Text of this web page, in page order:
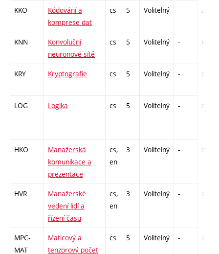
KKO
Kódování a
komprese dat
cs 5 Volitelný - zá,zk
KNN
Konvoluční
neuronové sítě
cs 5 Volitelný - kl
KRY Kryptografie cs 5 Volitelný - zá,zk
LOG Logika cs 5 Volitelný - zá,zk
HKO
Manažerská
komunikace a
prezentace
cs,
en
3 Volitelný - zá
HVR
Manažerské
vedení lidí a
řízení času
cs,
en
3 Volitelný - zá
MPC-
MAT
Maticový a
tenzorový počet
cs 5 Volitelný - zá,zk